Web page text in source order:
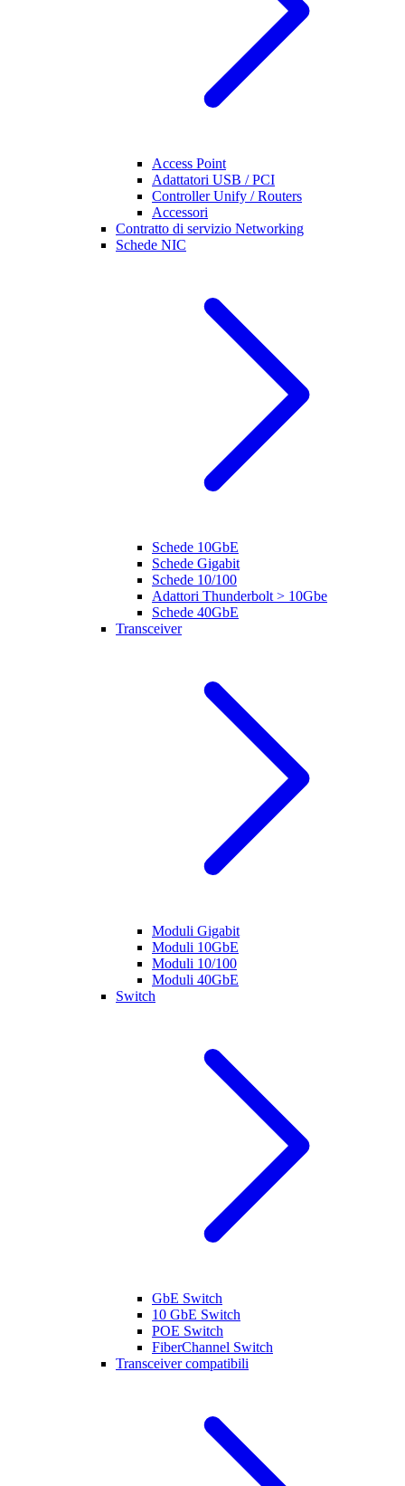
Access Point
Adattatori USB / PCI
Controller Unify / Routers
Accessori
Contratto di servizio Networking
Schede NIC
Schede 10GbE
Schede Gigabit
Schede 10/100
Adattori Thunderbolt > 10Gbe
Schede 40GbE
Transceiver
Moduli Gigabit
Moduli 10GbE
Moduli 10/100
Moduli 40GbE
Switch
GbE Switch
10 GbE Switch
POE Switch
FiberChannel Switch
Transceiver compatibili